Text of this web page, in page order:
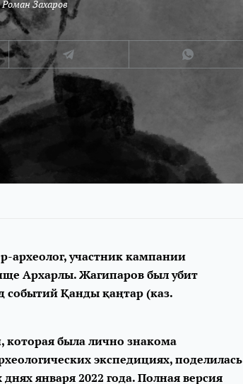
Роман Захаров
археолог, участник кампании
Архарлы. Жагипаров был убит
событий Қанды қаңтар (каз.
которая была лично знакома
экспедициях, поделилась
января 2022 года. Полная версия